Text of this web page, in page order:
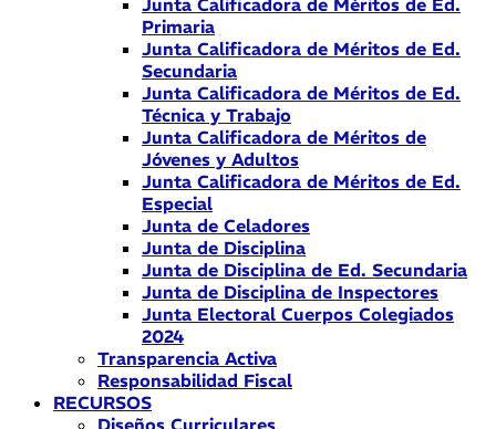
Junta Calificadora de Méritos de Ed.
Primaria
Junta Calificadora de Méritos de Ed.
Secundaria
Junta Calificadora de Méritos de Ed.
Técnica y Trabajo
Junta Calificadora de Méritos de
Jóvenes y Adultos
Junta Calificadora de Méritos de Ed.
Especial
Junta de Celadores
Junta de Disciplina
Junta de Disciplina de Ed. Secundaria
Junta de Disciplina de Inspectores
Junta Electoral Cuerpos Colegiados
2024
Transparencia Activa
Responsabilidad Fiscal
RECURSOS
Diseños Curriculares